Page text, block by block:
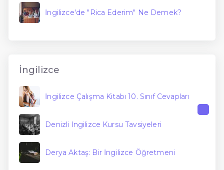
İngilizce'de "Rica Ederim" Ne Demek?
İngilizce
İngilizce Çalışma Kitabı 10. Sınıf Cevapları
Denizli İngilizce Kursu Tavsiyeleri
Derya Aktaş: Bir İngilizce Öğretmeni